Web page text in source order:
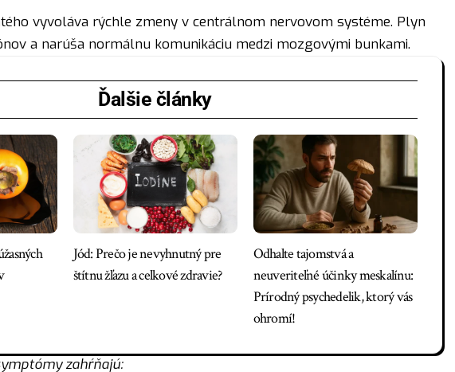
vyvoláva rýchle zmeny v centrálnom nervovom systéme. Plyn
a narúša normálnu komunikáciu medzi mozgovými bunkami.
Ďalšie články
Jód: Prečo je nevyhnutný pre
štítnu žľazu a celkové zdravie?
Odhalte tajomstvá a
neuveriteľné účinky meskalínu:
Prírodný psychedelik, ktorý vás
ohromí!
zahŕňajú: